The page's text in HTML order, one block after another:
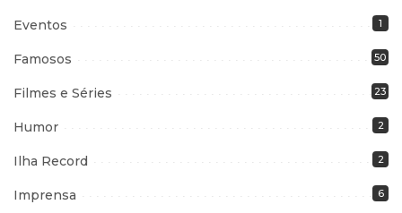
Eventos 1
Famosos 50
Filmes e Séries 23
Humor 2
Ilha Record 2
Imprensa 6